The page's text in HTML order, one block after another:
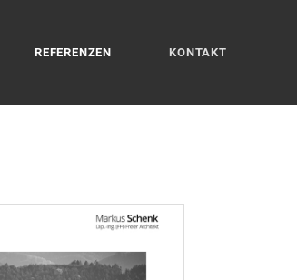
REFERENZEN KONTAKT